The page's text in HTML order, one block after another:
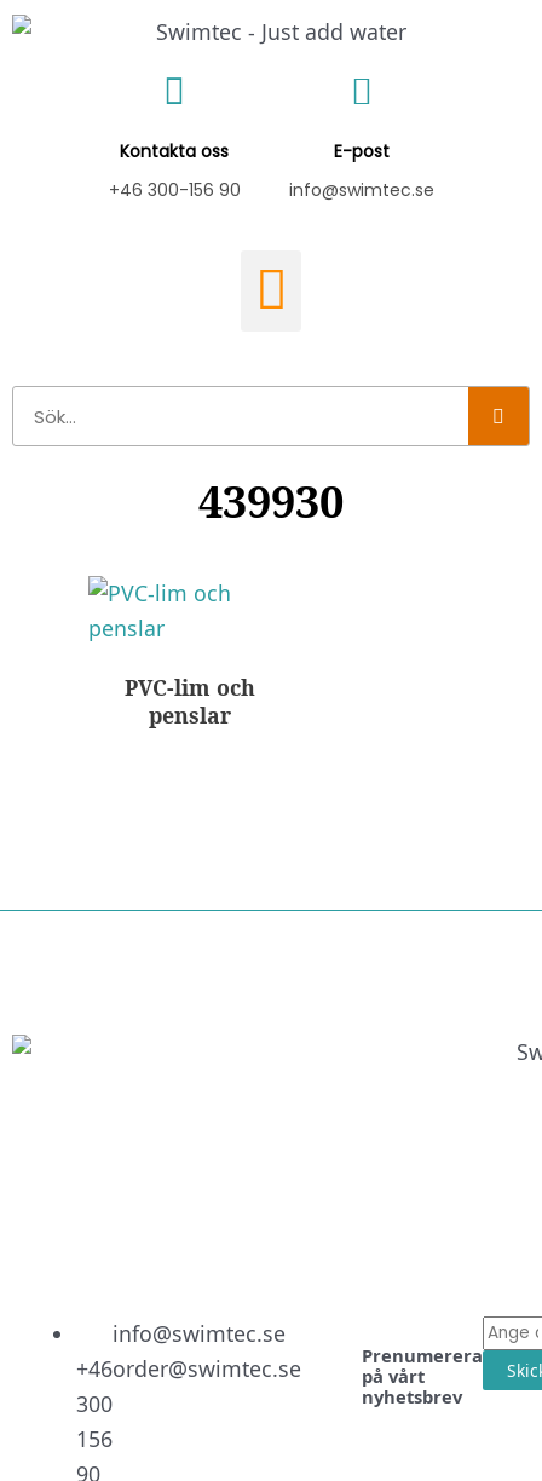
Hoppa
Kontakta oss
+46 300-156 90
E-post
info@swimtec.se
439930
PVC-lim och
penslar
+46
300
156
90
info@swimtec.se
order@swimtec.se
Prenumerera
på vårt
nyhetsbrev
E-
post